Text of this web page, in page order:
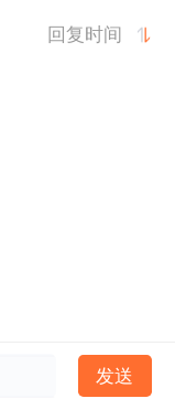
回复时间
发送